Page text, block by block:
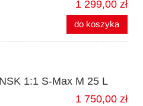
1 299,00 zł
do koszyka
1:1 S-Max M 25 L
1 750,00 zł